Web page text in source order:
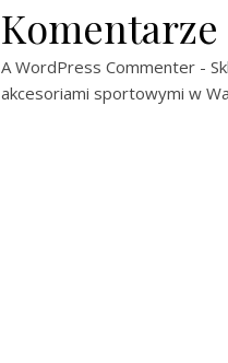
Komentarze
A WordPress Commenter -
akcesoriami sportowymi w